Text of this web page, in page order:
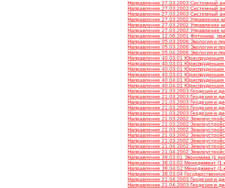
Направление 27.03.2003 Системный
Направление 27.03.2003 Системный
Направление 27.03.2003 Системный
Направление 27.03.2002 Управление
Направление 27.03.2002 Управление
Направление 27.03.2002 Управление
Направление 12.06.2001 Фотоника,
Направление 05.03.2006 Экология и
Направление 05.03.2006 Экология и
Направление 05.04.2006 Экология и
Направление 40.03.01 Юриспруденция
Направление 40.03.01 Юриспруденция
Направление 40.03.01 Юриспруденция
Направление 40.03.01 Юриспруденция
Направление 40.04.01 Юриспруденция
Направление 40.04.01 Юриспруденция
Направление 21.03.2003 Геодезия и
Направление 21.03.2003 Геодезия и
Направление 21.03.2003 Геодезия и
Направление 21.03.2003 Геодезия и
Направление 21.03.2003 Геодезия и
Направление 21.03.2002
Направление 21.03.2002
Направление 21.03.2002
Направление 21.03.2002
Направление 21.03.2002
Направление 21.04.2002
Направление 21.04.2002
Направление 38.03.01 Экономика (1
Направление 38.03.02 Менеджмент (1
Направление 38.04.02 Менеджмент (1
Направление 38.03.04
Направление 21.04.2003 Геодезия и
Направление 21.04.2003 Геодезия и